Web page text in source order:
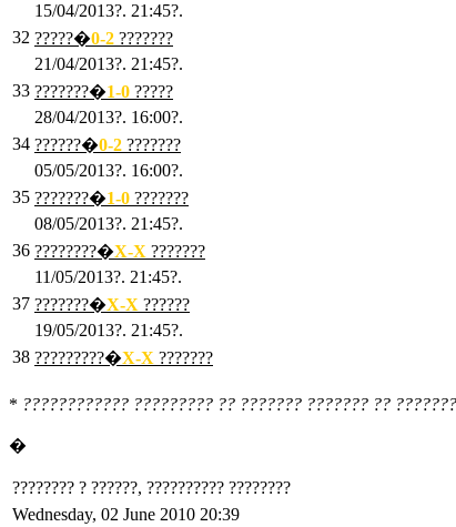
15/04/2013?. 21:45?.
32 ?????�0-2 ???????
21/04/2013?. 21:45?.
33 ???????�1-0 ?????
28/04/2013?. 16:00?.
34 ??????�0-2 ???????
05/05/2013?. 16:00?.
35 ???????�1-0 ???????
08/05/2013?. 21:45?.
36 ????????�X-X ???????
11/05/2013?. 21:45?.
37 ???????�X-X ??????
19/05/2013?. 21:45?.
38 ?????????�X-X ???????
* ???????????? ????????? ?? ??????? ??????? ??
�
???????? ? ??????, ?????????? ????????
Wednesday, 02 June 2010 20:39